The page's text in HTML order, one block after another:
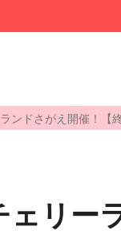
ンドさがえ開催！【
リー